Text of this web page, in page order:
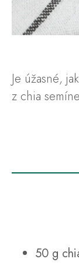
Je úžasné,
z chia
50 g